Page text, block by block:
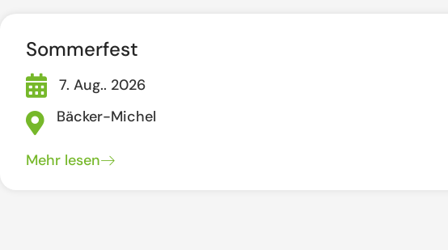
Sommerfest
7. Aug.. 2026
Bäcker-Michel
Mehr lesen